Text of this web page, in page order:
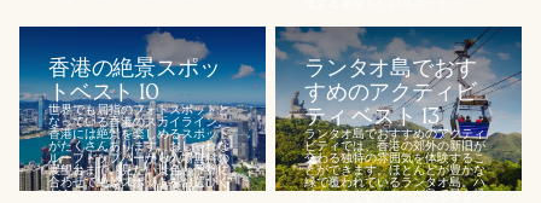
香港の絶景スポッ
トベスト 10
世界でも屈指のフォトスポットと
なっている香港のスカイライン。
香港には絶景を楽しめるスポット
がたくさんあります。おしゃれな
ルーフトップバーから入場無料の
展望台まで。見たい景色と予算に
合わせて絶景スポットをお選びく
ださい。...
ランタオ島でおす
すめのアクティビ
ティ ベスト 13
ランタオ島でおすすめのアクティ
ビティでは、香港の郊外の新旧が
交わる独特の雰囲気を体験するこ
とができます。ほとんどが豊かな
緑で覆われているランタオ島。ハ
イカーやトレッカーが島で最も標